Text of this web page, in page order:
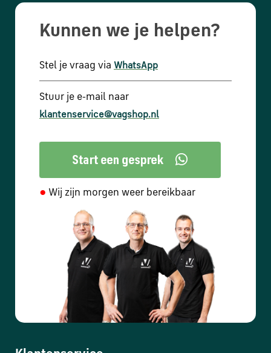
Kunnen we je helpen?
Stel je vraag via WhatsApp
Stuur je e-mail naar
klantenservice@vagshop.nl
● Wij zijn morgen weer bereikbaar